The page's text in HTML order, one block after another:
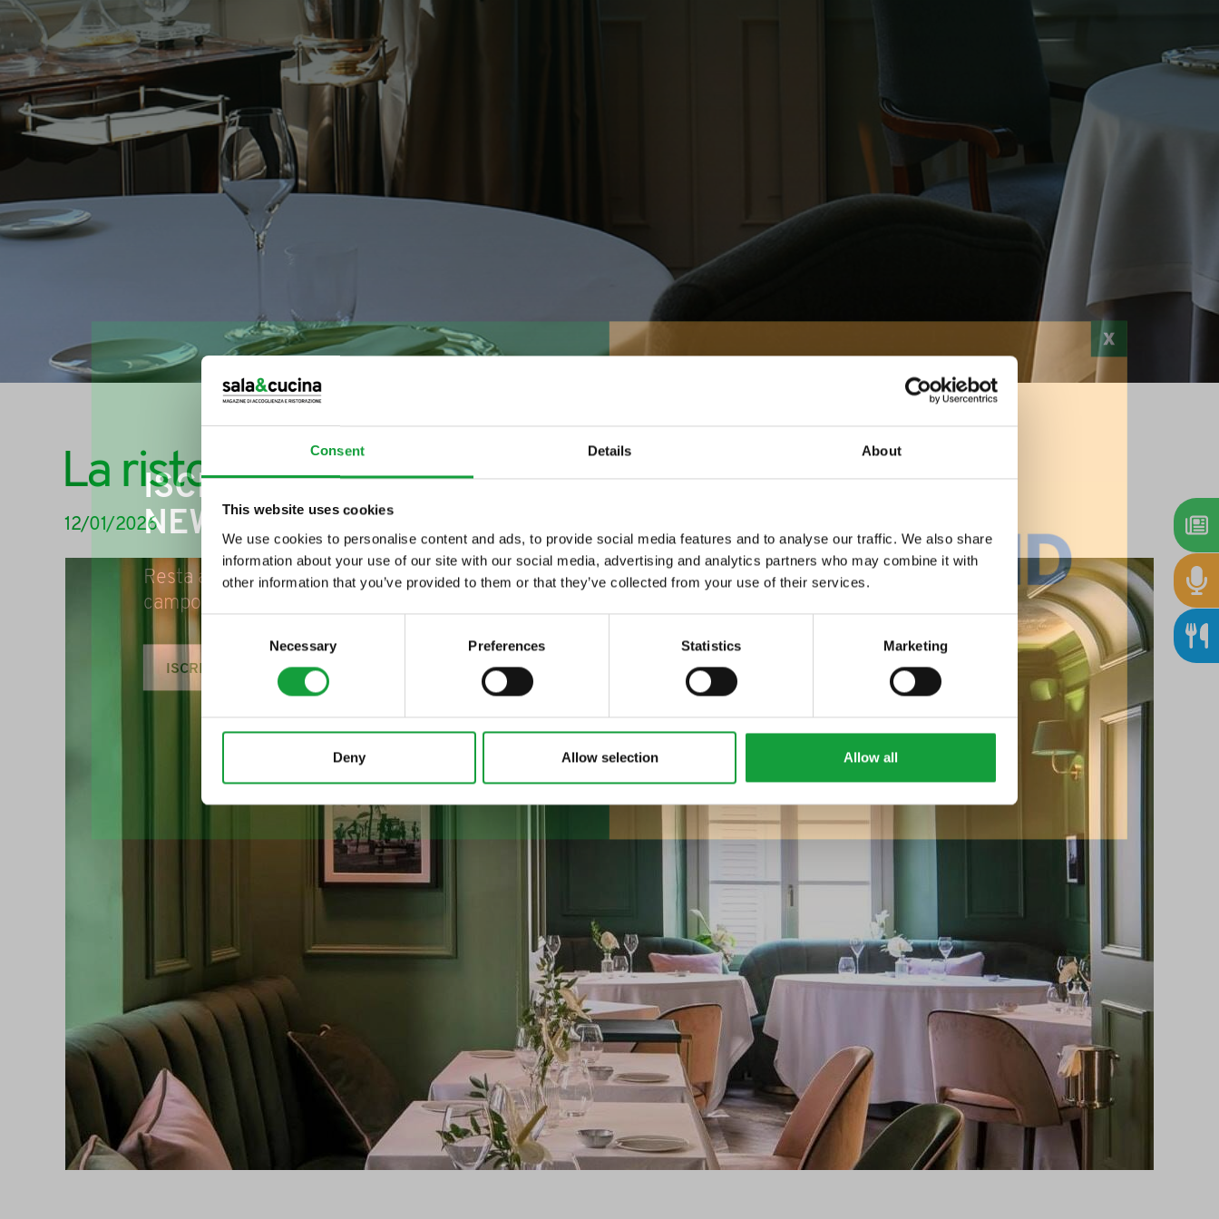
Consent Details About
This website uses cookies
We use cookies to personalise content and ads, to provide social media features and to analyse our traffic. We also share
information about your use of our site with our social media, advertising and analytics partners who may combine it with
other information that you’ve provided to them or that they’ve collected from your use of their services.
Selection
Necessary Preferences Statistics Marketing
Deny Allow selection Allow all
La ristorazione d'hotel
12/01/2026
ISCRIVITI ALLA
NEWSLETTER
Resta aggiornato su tutte le ultime novita nel
campo della ristorazione e del food.
ISCRIVITI